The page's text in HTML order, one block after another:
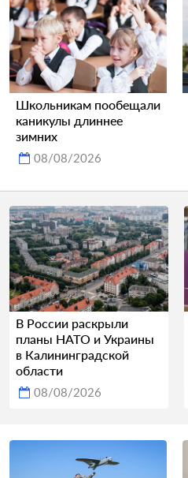
Школьникам пообещали
каникулы длиннее
зимних
08/08/2026
В России раскрыли
планы НАТО и Украины
в Калининградской
области
08/08/2026